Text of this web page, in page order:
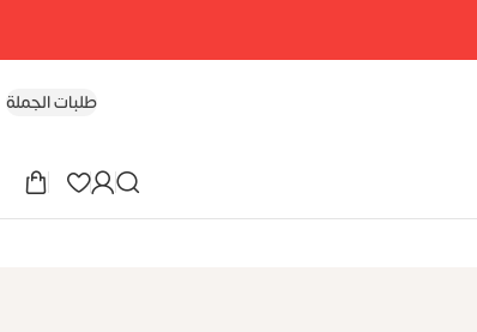
طلبات الجملة